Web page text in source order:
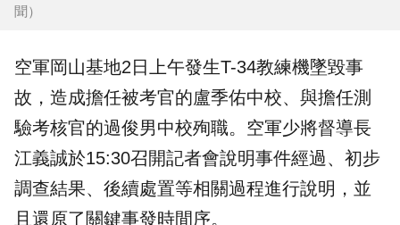
聞）
空軍岡山基地2日上午發生T-34教練機墜毀事
故，造成擔任被考官的盧季佑中校、與擔任測
驗考核官的過俊男中校殉職。空軍少將督導長
江義誠於15:30召開記者會說明事件經過、初步
調查結果、後續處置等相關過程進行說明，並
且還原了關鍵事發時間序。